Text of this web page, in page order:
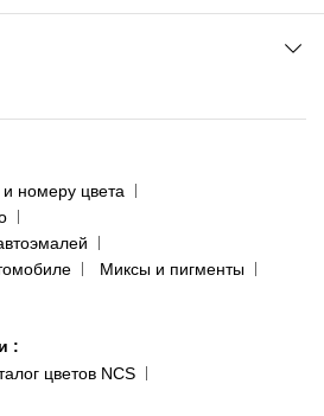
и номеру цвета
Миксы и пигменты
:
цветов NCS